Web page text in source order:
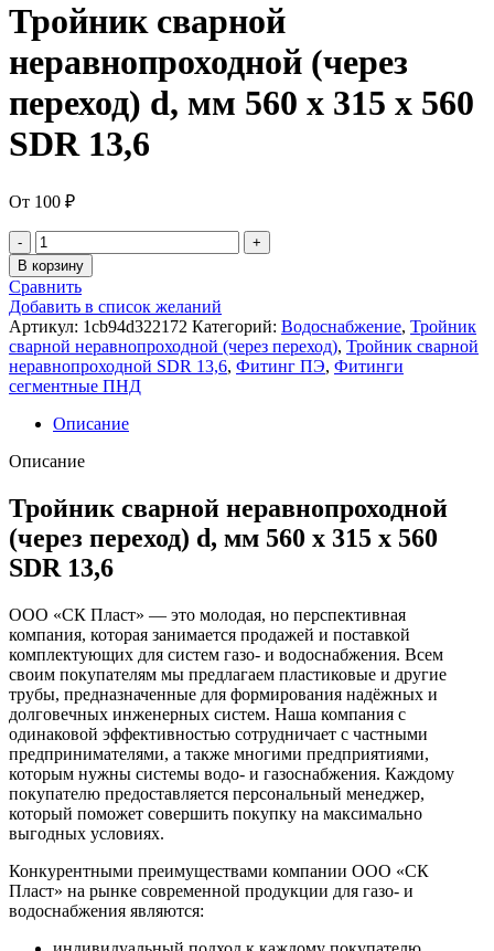
Тройник сварной
неравнопроходной (через
переход) d, мм 560 х 315 х 560
SDR 13,6
От 100 ₽
В корзину
Сравнить
Добавить в список желаний
Артикул: 1cb94d322172 Категорий: Водоснабжение, Тройник
сварной неравнопроходной (через переход), Тройник сварной
неравнопроходной SDR 13,6, Фитинг ПЭ, Фитинги
сегментные ПНД
Описание
Описание
Тройник сварной неравнопроходной
(через переход) d, мм 560 х 315 х 560
SDR 13,6
ООО «СК Пласт» — это молодая, но перспективная
компания, которая занимается продажей и поставкой
комплектующих для систем газо- и водоснабжения. Всем
своим покупателям мы предлагаем пластиковые и другие
трубы, предназначенные для формирования надёжных и
долговечных инженерных систем. Наша компания с
одинаковой эффективностью сотрудничает с частными
предпринимателями, а также многими предприятиями,
которым нужны системы водо- и газоснабжения. Каждому
покупателю предоставляется персональный менеджер,
который поможет совершить покупку на максимально
выгодных условиях.
Конкурентными преимуществами компании ООО «СК
Пласт» на рынке современной продукции для газо- и
водоснабжения являются: